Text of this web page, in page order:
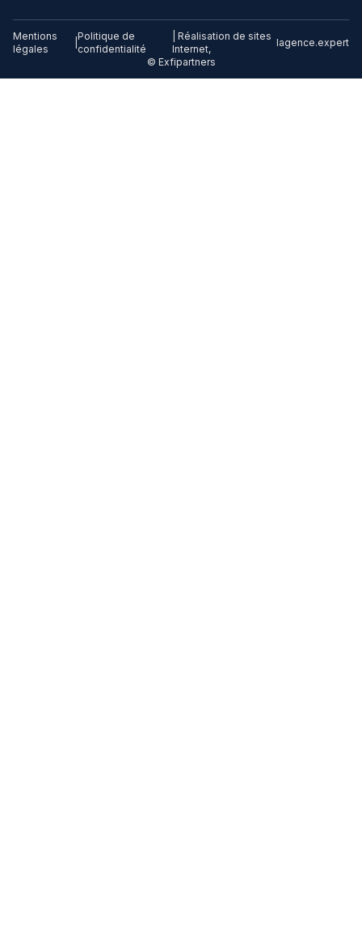
© Exfipartners
Mentions
légales
Politique de
confidentialité
| Réalisation de sites
Internet,
lagence.expert